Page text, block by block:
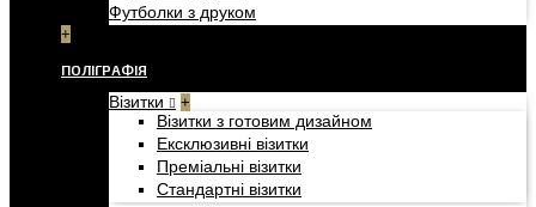
Футболки з друком
+
ПОЛІГРАФІЯ
Візитки +
Візитки з готовим дизайном
Ексклюзивні візитки
Преміальні візитки
Стандартні візитки